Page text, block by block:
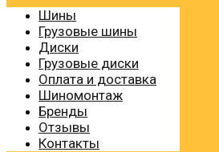
Шины
Грузовые шины
Диски
Грузовые диски
Оплата и доставка
Шиномонтаж
Бренды
Отзывы
Контакты